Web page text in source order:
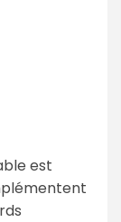
est